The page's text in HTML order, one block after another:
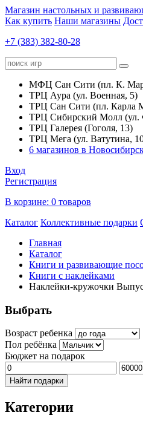
Магазин настольных и
Как купить Наши магазины
+7 (383) 382-80-28
МФЦ Сан Сити (пл. К.
ТРЦ Аура (ул. Военная, 5)
ТРЦ Сан Сити (пл. Карла
ТРЦ Сибирский Молл (ул.
ТРЦ Галерея (Гоголя, 13)
ТРЦ Мега (ул. Ватутина,
6 магазинов в
Вход
Регистрация
В корзине: 0 товаров
Каталог Коллективные подарки
Главная
Каталог
Книги и развивающие
Книги с наклейками
Наклейки-кружочки
Выбрать
Возраст ребенка
Пол ребёнка
Бюджет на подарок
Найти подарки
Категории